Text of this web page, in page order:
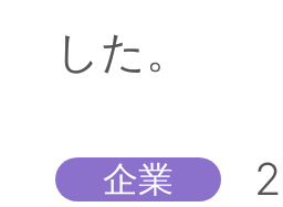
した。
企業